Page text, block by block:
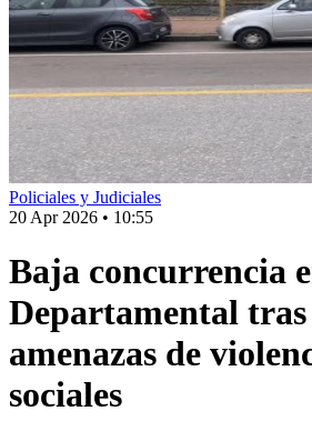
Policiales y Judiciales
20 Apr 2026 • 10:55
Baja concurrencia
Departamental tras
amenazas de
sociales